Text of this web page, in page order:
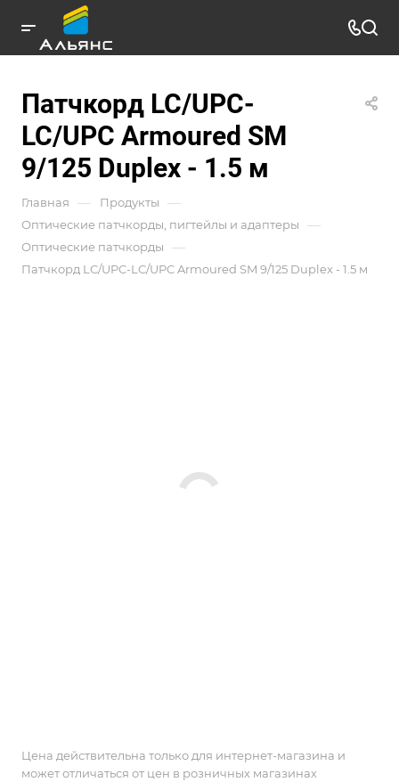
Патчкорд LC/UPC-
LC/UPC Armoured SM
9/125 Duplex - 1.5 м
Главная — Продукты —
Оптические патчкорды, пигтейлы и адаптеры —
Оптические патчкорды —
Патчкорд LC/UPC-LC/UPC Armoured SM 9/125 Duplex - 1.5 м
Цена действительна только для интернет-магазина и
может отличаться от цен в розничных магазинах